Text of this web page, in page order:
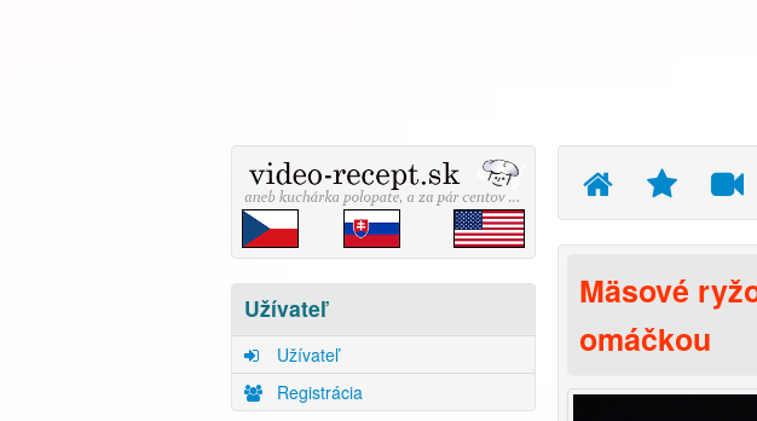
Užívateľ
Užívateľ
Registrácia
Mäsové
omáčkou